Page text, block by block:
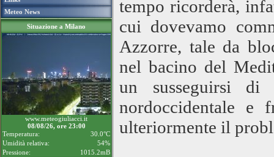
Meteo News
Situazione a Milano
www.meteogiuliacci.it
08/08/26, ore 23:00
Temperatura:
30.0°C
Umidità relativa:
54%
Pressione:
1015.2mB
tempo ricorderà,
cui dovevamo
Azzorre, tale da
nel bacino del
un susseguirsi di
nordoccidentale e
ulteriormente il